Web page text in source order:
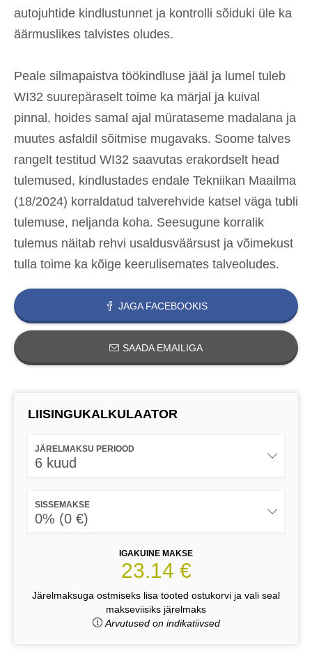
autojuhtide kindlustunnet ja kontrolli sõiduki üle ka
äärmuslikes talvistes oludes.
Peale silmapaistva töökindluse jääl ja lumel tuleb
WI32 suurepäraselt toime ka märjal ja kuival
pinnal, hoides samal ajal mürataseme madalana ja
muutes asfaldil sõitmise mugavaks. Soome talves
rangelt testitud WI32 saavutas erakordselt head
tulemused, kindlustades endale Tekniikan Maailma
(18/2024) korraldatud talverehvide katsel väga tubli
tulemuse, neljanda koha. Seesugune korralik
tulemus näitab rehvi usaldusväärsust ja võimekust
tulla toime ka kõige keerulisemates talveoludes.
JAGA FACEBOOKIS
SAADA EMAILIGA
LIISINGUKALKULAATOR
JÄRELMAKSU PERIOOD
6 kuud
SISSEMAKSE
0% (0 €)
IGAKUINE MAKSE
23.14 €
Järelmaksuga ostmiseks lisa tooted ostukorvi ja vali seal
makseviisiks järelmaks
Arvutused on indikatiivsed